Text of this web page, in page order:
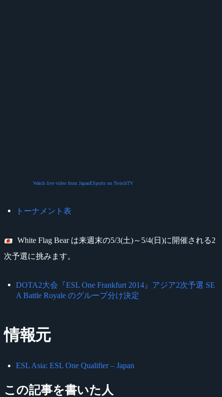
Watch live video from JapanESports on TwitchTV
トーナメント表
White Flag Bear は来週末の5/3(土)～5/4(日)に開催される2
次予選に挑みます。
DOTA2大会『ESL One Frankfurt 2014』アジア2次予選 SE
A Battle Royale のグループ分け決定
情報元
ESL Asia: ESL One Qualifier – Japan
この記事を書いた人